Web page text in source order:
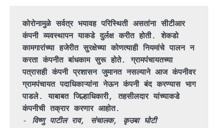
कोरोनामुळे सर्वत्र भयावह परिस्थिती असतांना सीटीआर
कंपनी व्यवस्थापन याकडे दुर्लक्ष करीत होती. शेकडो
कामगारांच्या हजेरीत सुरक्षेच्या कोणत्याही नियमांचे पालन न
करता कंपनीत बांधकाम सुरू होते. ग्रामपंचायतच्या
पत्रासही कंपनी प्रशासन जुमानत नसल्याने आज कंपनीवर
ग्रामपंचायत पदाधिकाऱ्यांना नेऊन कंपनी बंद करण्यास भाग
पाडले. याबाबत जिल्हाधिकारी, तहसीलदार यांच्याकडे
कंपनीची तक्रार करणार आहोत.
- विष्णु पाटील राव, संचालक, कृउबा घोटी